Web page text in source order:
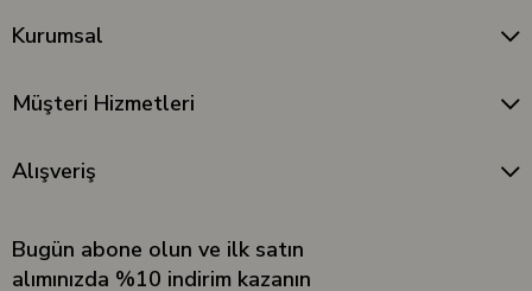
Kurumsal
Müşteri Hizmetleri
Alışveriş
Bugün abone olun ve ilk satın
alımınızda %10 indirim kazanın